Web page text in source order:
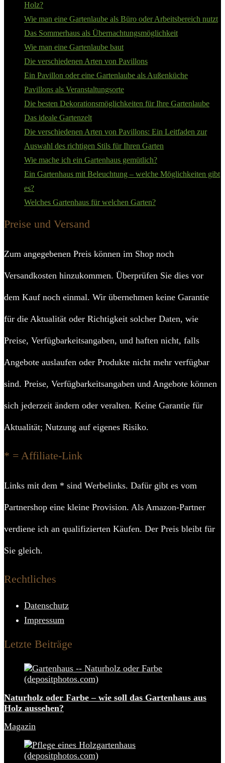
Holz?
Wie man eine Gartenlaube als Büro oder Arbeitsbereich nutzt
Das Sommerhaus als Übernachtungsmöglichkeit
Wie man eine Gartenlaube baut
Die verschiedenen Arten von Pavillons
Ein Pavillon oder eine Gartenlaube als Außenküche
Pavillons als Veranstaltungsorte
Die besten Dekorationsmöglichkeiten für Ihre Gartenlaube
Das ideale Gartenzelt
Die verschiedenen Arten von Pavillons: Ein Leitfaden zur
Auswahl des richtigen Stils für Ihren Garten
Wie mache ich ein Gartenhaus gemütlich?
Ein Gartenhaus mit Beleuchtung – welche Möglichkeiten gibt
es?
Welches Gartenhaus für welchen Garten?
Preise und Versand
Zum angegebenen Preis können im Shop noch
Versandkosten hinzukommen. Überprüfen Sie dies vor
dem Kauf noch einmal. Wir übernehmen keine Garantie
für die Aktualität oder Richtigkeit solcher Daten, wie
Preise, Verfügbarkeitsangaben, und haften nicht, falls
Angebote auslaufen oder Produkte nicht mehr verfügbar
sind. Preise, Verfügbarkeitsangaben und Angebote können
sich jederzeit ändern oder veralten. Keine Garantie für
Aktualität; Nutzung auf eigenes Risiko.
* = Affiliate-Link
Links mit dem * sind Werbelinks. Dafür gibt es vom
Partnershop eine kleine Provision. Als Amazon-Partner
verdiene ich an qualifizierten Käufen. Der Preis bleibt für
Sie gleich.
Rechtliches
Datenschutz
Impressum
Letzte Beiträge
Naturholz oder Farbe – wie soll das Gartenhaus aus
Holz aussehen?
Magazin